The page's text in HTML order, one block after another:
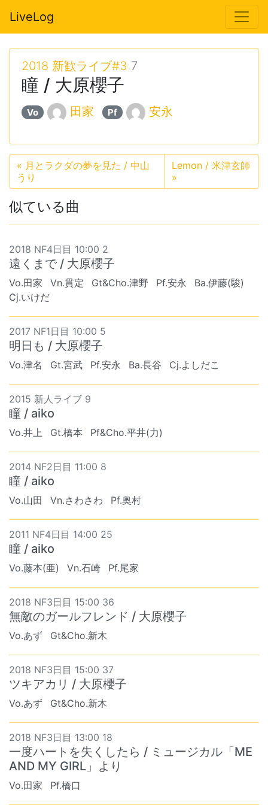
LiveLog
2018 新歓ライブ#3 7
瞳 / 大原櫻子
Vo 田家 Pf 安永
« 月とラクダの夢を見た / 中山
うり
Lemon / 米津玄師
»
似ている曲
2018 NF4日目 10:00 2
遠くまで / 大原櫻子
Vo.田家 Vn.貫定 Gt&Cho.津野 Pf.安永
Ba.伊藤(駿)
Cj.いけだ
2017 NF1日目 10:00 5
明日も / 大原櫻子
Vo.津名 Gt.宮武 Pf.安永 Ba.長谷 Cj.よしだこ
2015 新人ライブ 9
瞳 / aiko
Vo.井上 Gt.橋本 Pf&Cho.平井(力)
2014 NF2日目 11:00 8
瞳 / aiko
Vo.山田 Vn.さわさわ Pf.奥村
2011 NF4日目 14:00 25
瞳 / aiko
Vo.藤本(亜) Vn.石崎 Pf.尾家
2018 NF3日目 15:00 36
無敵のガールフレンド / 大原櫻子
Vo.あず Gt&Cho.新木
2018 NF3日目 15:00 37
ツキアカリ / 大原櫻子
Vo.あず Gt&Cho.新木
2018 NF3日目 13:00 18
一度ハートを失くしたら / ミュージカル「ME
AND MY GIRL」より
Vo.田家 Pf.橋口